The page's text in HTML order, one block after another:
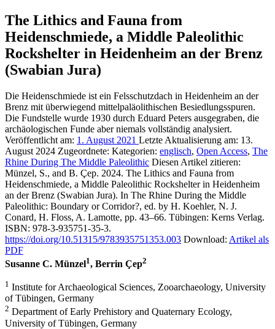
The Lithics and Fauna from
Heidenschmiede, a Middle Paleolithic
Rockshelter in Heidenheim an der Brenz
(Swabian Jura)
Die Heidenschmiede ist ein Felsschutzdach in Heidenheim an der
Brenz mit überwiegend mittelpaläolithischen Besiedlungsspuren.
Die Fundstelle wurde 1930 durch Eduard Peters ausgegraben, die
archäologischen Funde aber niemals vollständig analysiert.
Veröffentlicht am: 1. August 2021 Letzte Aktualisierung am: 13.
August 2024 Zugeordnete: Kategorien: englisch, Open Access, The
Rhine During The Middle Paleolithic Diesen Artikel zitieren:
Münzel, S., and B. Çep. 2024. The Lithics and Fauna from
Heidenschmiede, a Middle Paleolithic Rockshelter in Heidenheim
an der Brenz (Swabian Jura). In The Rhine During the Middle
Paleolithic: Boundary or Corridor?, ed. by H. Koehler, N. J.
Conard, H. Floss, A. Lamotte, pp. 43–66. Tübingen: Kerns Verlag.
ISBN: 978-3-935751-35-3.
https://doi.org/10.51315/9783935751353.003 Download: Artikel als
PDF
Susanne C. Münzel1, Berrin Çep2
1 Institute for Archaeological Sciences, Zooarchaeology, University
of Tübingen, Germany
2 Department of Early Prehistory and Quaternary Ecology,
University of Tübingen, Germany